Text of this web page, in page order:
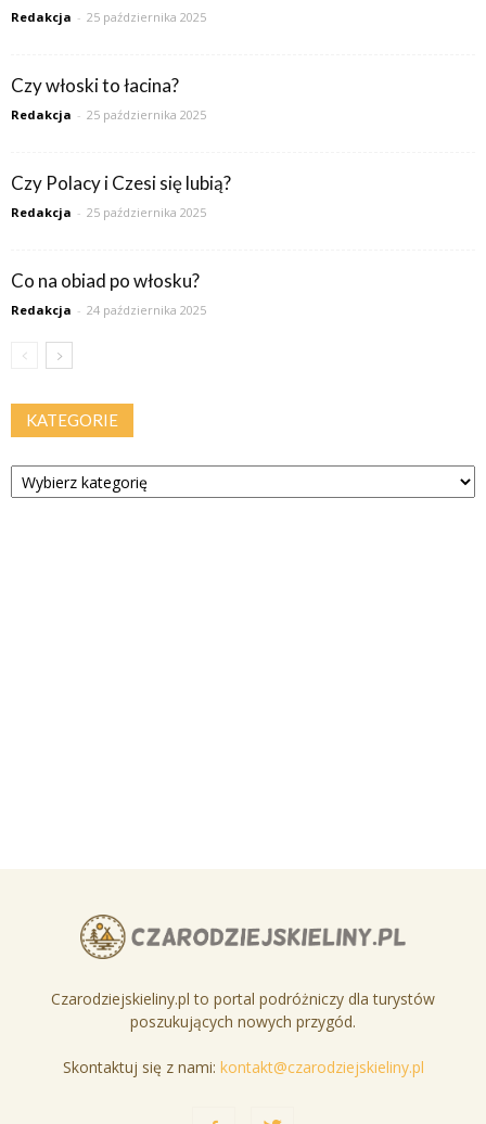
Redakcja - 25 października 2025
Czy włoski to łacina?
Redakcja - 25 października 2025
Czy Polacy i Czesi się lubią?
Redakcja - 25 października 2025
Co na obiad po włosku?
Redakcja - 24 października 2025
KATEGORIE
Kategorie
Czarodziejskieliny.pl to portal podróżniczy dla turystów
poszukujących nowych przygód.
Skontaktuj się z nami: kontakt@czarodziejskieliny.pl